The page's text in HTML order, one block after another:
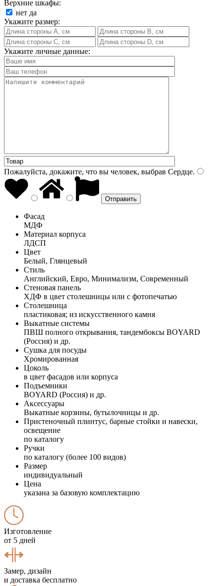
Верхние шкафы:
нет да
Укажите размер:
Укажите личные данные:
Пожалуйста, докажите, что вы человек, выбрав Сердце.
Фасад
МДФ
Материал корпуса
ЛДСП
Цвет
Белый, Глянцевый
Стиль
Английский, Евро, Минимализм, Современный
Стеновая панель
ХДФ в цвет столешницы или с фотопечатью
Столешница
пластиковая; из искусственного камня
Выкатные системы
ПВШ полного открывания, тандембоксы BOYARD
(Россия) и др.
Сушка для посуды
Хромированная
Цоколь
в цвет фасадов или корпуса
Подъемники
BOYARD (Россия) и др.
Аксессуары
Выкатные корзины, бутылочницы и др.
Пристеночный плинтус, барные стойки и навески,
освещение
по каталогу
Ручки
по каталогу (более 100 видов)
Размер
индивидуальный
Цена
указана за базовую комплектацию
Изготовление
от 5 дней
Замер, дизайн
и доставка бесплатно